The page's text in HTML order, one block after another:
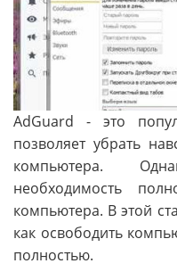
AdGuard - это
позволяет убрать
компьютера.
необходимость
компьютера. В этой
как освободить
полностью.